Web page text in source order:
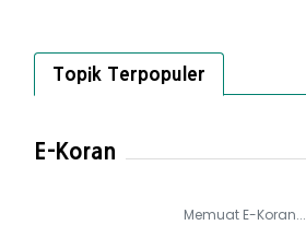
Topik Terpopuler
E-Koran
Memuat E-Koran...